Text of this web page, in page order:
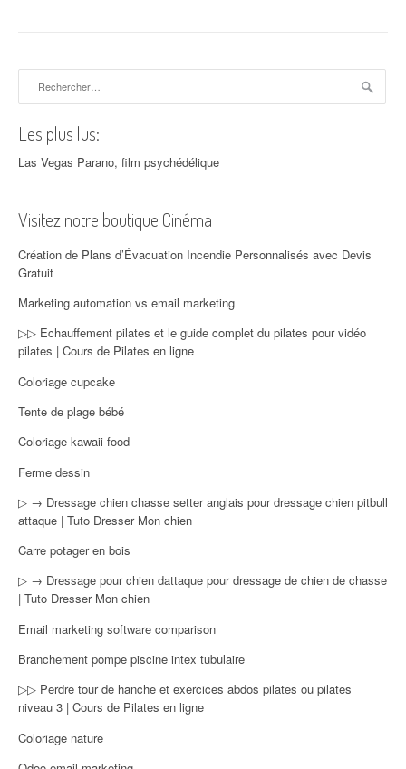
Les plus lus:
Las Vegas Parano, film psychédélique
Visitez notre boutique Cinéma
Création de Plans d’Évacuation Incendie Personnalisés avec Devis
Gratuit
Marketing automation vs email marketing
▷▷ Echauffement pilates et le guide complet du pilates pour vidéo
pilates | Cours de Pilates en ligne
Coloriage cupcake
Tente de plage bébé
Coloriage kawaii food
Ferme dessin
▷ → Dressage chien chasse setter anglais pour dressage chien pitbull
attaque | Tuto Dresser Mon chien
Carre potager en bois
▷ → Dressage pour chien dattaque pour dressage de chien de chasse
| Tuto Dresser Mon chien
Email marketing software comparison
Branchement pompe piscine intex tubulaire
▷▷ Perdre tour de hanche et exercices abdos pilates ou pilates
niveau 3 | Cours de Pilates en ligne
Coloriage nature